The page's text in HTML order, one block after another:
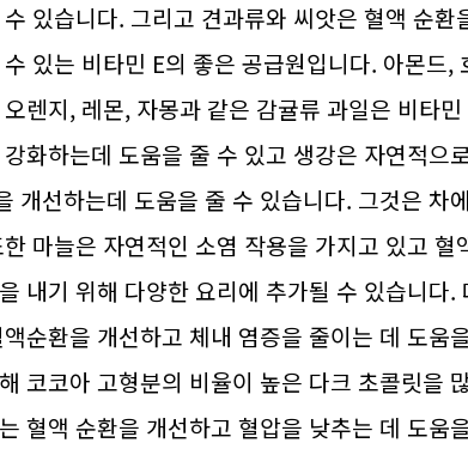
있습니다. 그리고 견과류와 씨앗은 혈액 순
있는 비타민 E의 좋은 공급원입니다. 아몬드,
렌지, 레몬, 자몽과 같은 감귤류 과일은 비타
화하는데 도움을 줄 수 있고 생강은 자연적으
개선하는데 도움을 줄 수 있습니다. 그것은 차
마늘은 자연적인 소염 작용을 가지고 있고
내기 위해 다양한 요리에 추가될 수 있습니다
순환을 개선하고 체내 염증을 줄이는 데 도움
코코아 고형분의 비율이 높은 다크 초콜릿을
혈액 순환을 개선하고 혈압을 낮추는 데 도움